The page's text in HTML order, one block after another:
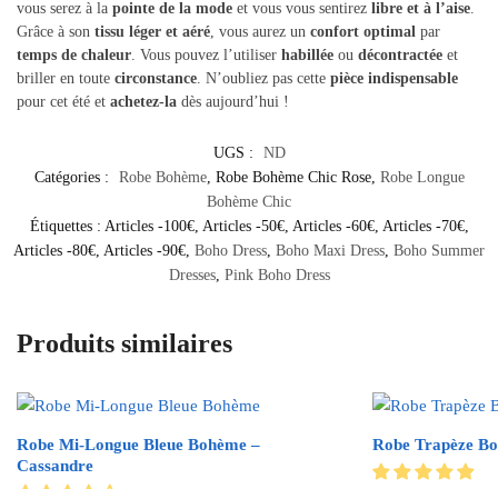
vous serez à la pointe de la mode et vous vous sentirez libre et à l’aise.
Grâce à son tissu léger et aéré, vous aurez un confort optimal par
temps de chaleur. Vous pouvez l’utiliser habillée ou décontractée et
briller en toute circonstance. N’oubliez pas cette pièce indispensable
pour cet été et achetez-la dès aujourd’hui !
UGS :
ND
Catégories :
Robe Bohème, Robe Bohème Chic Rose, Robe Longue
Bohème Chic
Étiquettes : Articles -100€, Articles -50€, Articles -60€, Articles -70€,
Articles -80€, Articles -90€, Boho Dress, Boho Maxi Dress, Boho Summer
Dresses, Pink Boho Dress
Produits similaires
Robe Mi-Longue Bleue Bohème –
Cassandre
Robe Trapèze